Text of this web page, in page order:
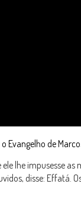
Evangelho de
lhe impusesse as
disse: Effatá.